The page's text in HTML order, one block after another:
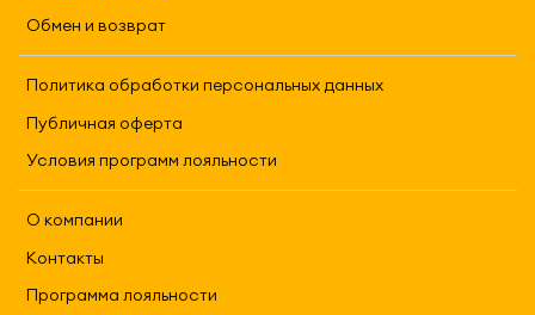
Обмен и возврат
Политика обработки персональных данных
Публичная оферта
Условия программ лояльности
О компании
Контакты
Программа лояльности